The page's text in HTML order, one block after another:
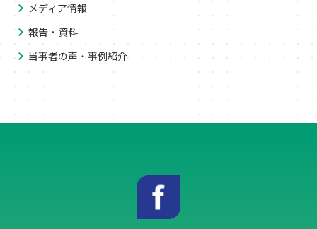
メディア情報
報告・資料
当事者の声・事例紹介